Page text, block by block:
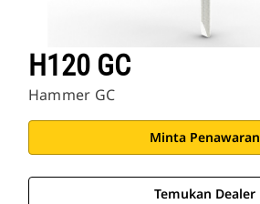
H120 GC
Hammer GC
Minta Penawaran
Temukan Dealer